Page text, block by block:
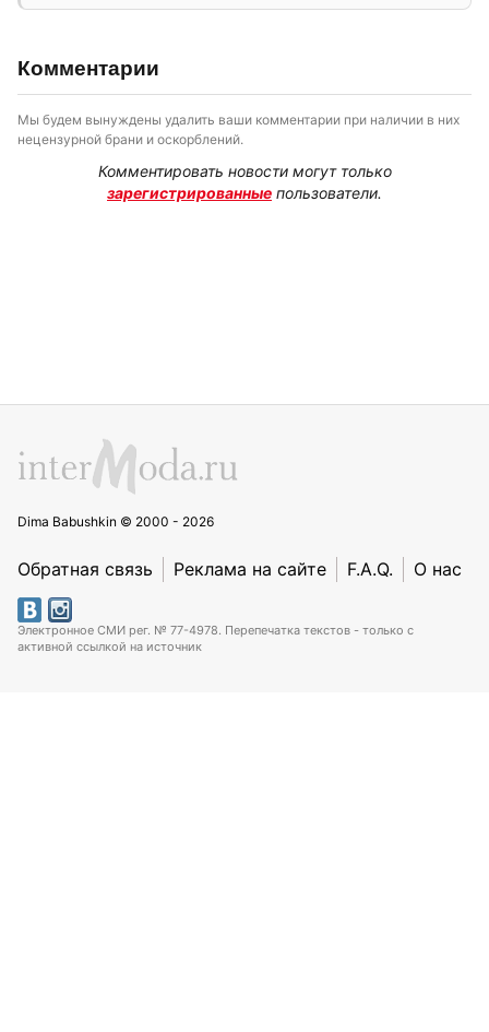
Комментарии
Мы будем вынуждены удалить ваши комментарии при наличии в них
нецензурной брани и оскорблений.
Комментировать новости могут только
зарегистрированные пользователи.
Dima Babushkin © 2000 - 2026
Обратная связь Реклама на сайте F.A.Q. О нас
Электронное СМИ рег. № 77-4978. Перепечатка текстов - только с
активной ссылкой на источник